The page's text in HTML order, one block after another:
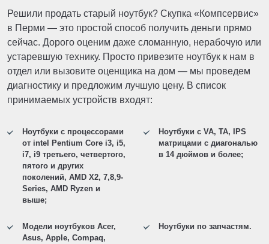
Решили продать старый ноутбук? Скупка «Компсервис»
в Перми — это простой способ получить деньги прямо
сейчас. Дорого оценим даже сломанную, нерабочую или
устаревшую технику. Просто привезите ноутбук к нам в
отдел или вызовите оценщика на дом — мы проведем
диагностику и предложим лучшую цену. В список
принимаемых устройств входят:
Ноутбуки с процессорами
от intel Pentium Core i3, i5,
i7, i9 третьего, четвертого,
пятого и других
поколений, AMD X2, 7,8,9-
Series, AMD Ryzen и
выше;
Ноутбуки с VA, TA, IPS
матрицами с диагональю
в 14 дюймов и более;
Модели ноутбуков Acer,
Asus, Apple, Compaq,
Ноутбуки по запчастям.